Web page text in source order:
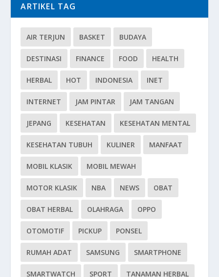
ARTIKEL TAG
AIR TERJUN BASKET BUDAYA
DESTINASI FINANCE FOOD HEALTH
HERBAL HOT INDONESIA INET
INTERNET JAM PINTAR JAM TANGAN
JEPANG KESEHATAN KESEHATAN MENTAL
KESEHATAN TUBUH KULINER MANFAAT
MOBIL KLASIK MOBIL MEWAH
MOTOR KLASIK NBA NEWS OBAT
OBAT HERBAL OLAHRAGA OPPO
OTOMOTIF PICKUP PONSEL
RUMAH ADAT SAMSUNG SMARTPHONE
SMARTWATCH SPORT TANAMAN HERBAL